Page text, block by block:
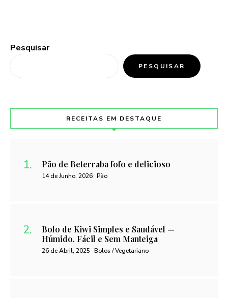
Pesquisar
PESQUISAR
RECEITAS EM DESTAQUE
Pão de Beterraba fofo e delicioso
14 de Junho, 2026 Pão
Bolo de Kiwi Simples e Saudável —
Húmido, Fácil e Sem Manteiga
26 de Abril, 2025 Bolos / Vegetariano